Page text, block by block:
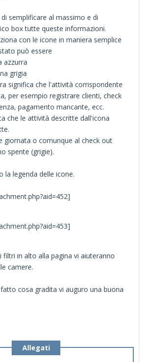
semplificare al massimo e di
box tutte queste informazioni.
con le icone in maniera semplice
può essere
azzurra
grigia
significa che l'attività corrispondente
per esempio registrare clienti, check
pagamento mancante, ecc.
che le attività descritte dall'icona
giornata o comunque al check out
spente (grigie).
la legenda delle icone.
filtri in alto alla pagina vi aiuteranno
camere.
cosa gradita vi auguro una buona
Allegati